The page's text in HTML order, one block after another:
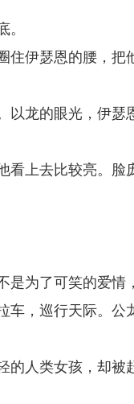
伊瑟恩的腰，把
龙的眼光，伊瑟
看上去比较亮。
为了可笑的爱情
车，巡行天际。
的人类女孩，却